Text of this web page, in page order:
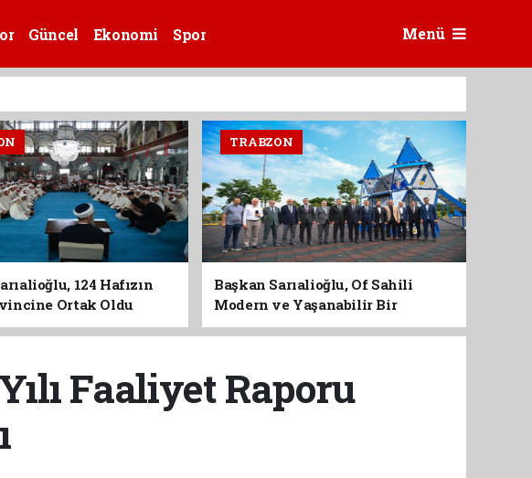
Güncel Ekonomi Spor Menü
124 Hafızın
Ortak Oldu
TRABZON
Başkan Sarıalioğlu, Of Sahili
Modern ve Yaşanabilir Bir
Kimliğe Kavuşuyor
Faaliyet Raporu